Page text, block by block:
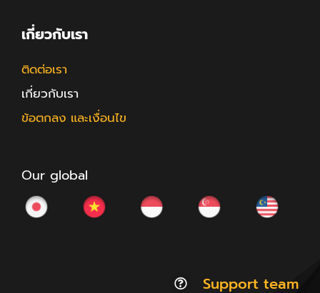
เกี่ยวกับเรา
ติดต่อเรา
เกี่ยวกับเรา
ข้อตกลง และเงื่อนไข
Our global
Support team